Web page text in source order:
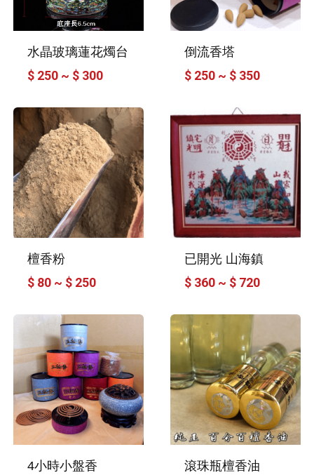
水晶玻璃蓮花燭台
$ 250 ~ $ 300
倒流香塔
$ 250 ~ $ 350
檀香粉
$ 80 ~ $ 250
已開光 山海鎮
$ 360 ~ $ 720
4小時小盤香 滾珠瓶檀香油